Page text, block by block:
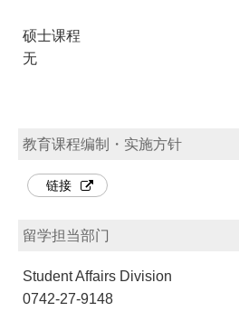
硕士课程
无
教育课程编制・实施方针
链接
留学担当部门
Student Affairs Division
0742-27-9148